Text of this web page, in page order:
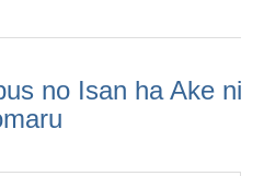
no Isan ha Ake ni